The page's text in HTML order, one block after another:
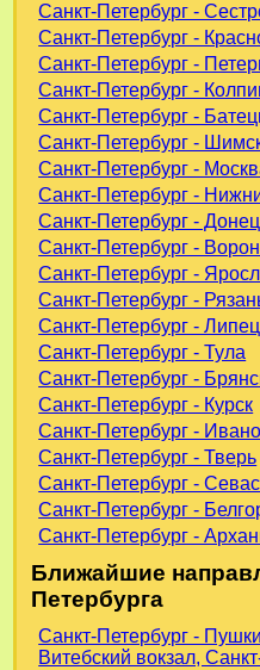
Санкт-Петербург -
Санкт-Петербург -
Санкт-Петербург -
Санкт-Петербург -
Санкт-Петербург -
Санкт-Петербург -
Санкт-Петербург -
Санкт-Петербург -
Санкт-Петербург -
Санкт-Петербург -
Санкт-Петербург -
Санкт-Петербург -
Санкт-Петербург -
Санкт-Петербург - Тула
Санкт-Петербург -
Санкт-Петербург - Курск
Санкт-Петербург -
Санкт-Петербург - Тверь
Санкт-Петербург -
Санкт-Петербург -
Санкт-Петербург -
Ближайшие
Петербурга
Санкт-Петербург -
Витебский вокзал,